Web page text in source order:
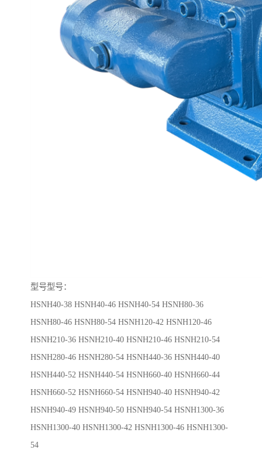
型号型号：
HSNH40-38 HSNH40-46 HSNH40-54 HSNH80-36
HSNH80-46 HSNH80-54 HSNH120-42 HSNH120-46
HSNH210-36 HSNH210-40 HSNH210-46 HSNH210-54
HSNH280-46 HSNH280-54 HSNH440-36 HSNH440-40
HSNH440-52 HSNH440-54 HSNH660-40 HSNH660-44
HSNH660-52 HSNH660-54 HSNH940-40 HSNH940-42
HSNH940-49 HSNH940-50 HSNH940-54 HSNH1300-36
HSNH1300-40 HSNH1300-42 HSNH1300-46 HSNH1300-
54